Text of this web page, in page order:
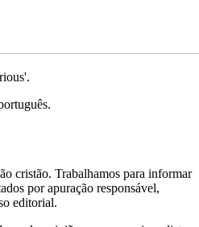
cristão. Trabalhamos para informar
por apuração responsável,
editorial.